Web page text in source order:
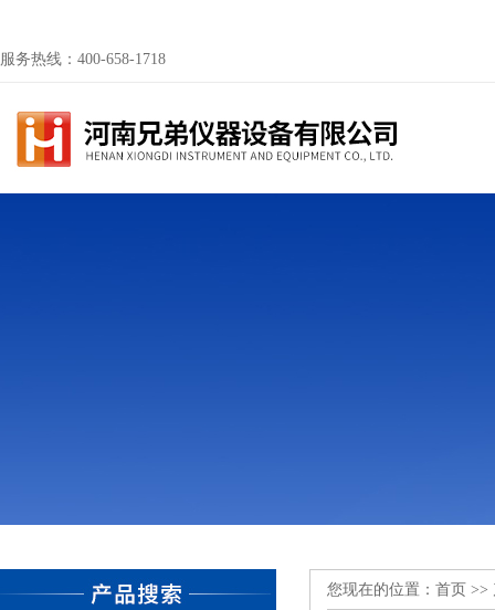
服务热线：400-658-1718
您现在的位置： 首页 >>